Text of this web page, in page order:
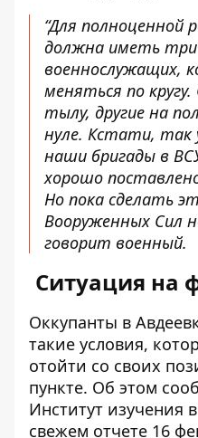
“Для полноценной
должна иметь три
военнослужащих,
меняться по
тылу, другие на
нуле. Кстати,
наши бригады в
хорошо
Но пока сделать
Вооруженных Сил
говорит военный.
Ситуация на
Оккупанты в
такие условия,
отойти со своих
пункте. Об этом
Институт изучения
свежем отчете 16